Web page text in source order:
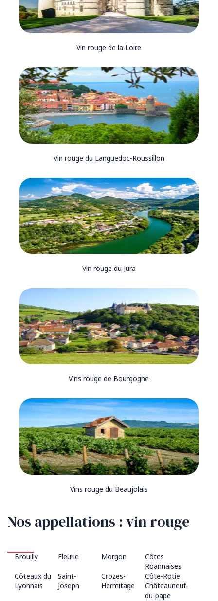
Vin rouge de la Loire
Vin rouge du Languedoc-Roussillon
Vin rouge du Jura
Vins rouge de Bourgogne
Vins rouge du Beaujolais
Nos appellations : vin rouge
Brouilly Fleurie Morgon
Côtes
Roannaises
Côteaux du
Lyonnais
Saint-
Joseph
Crozes-
Hermitage
Côte-Rotie
Châteauneuf-
du-pape